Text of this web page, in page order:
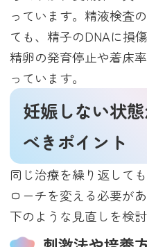
っています。精液検査
ても、精子のDNAに損
精卵の発育停止や着床
っています。
妊娠しない状
べきポイント
同じ治療を繰り返して
ローチを変える必要が
下のような見直しを検